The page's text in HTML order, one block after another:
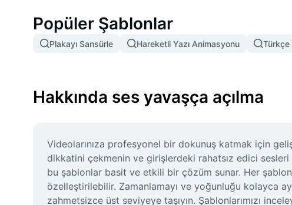
Popüler Şablonlar
Plakayı Sansürle Hareketli Yazı Animasyonu Türkçe
Hakkında ses yavaşça açılma
Videolarınıza profesyonel bir dokunuş katmak için
dikkatini çekmenin ve girişlerdeki rahatsız edici
bu şablonlar basit ve etkili bir çözüm sunar. Her
özelleştirilebilir. Zamanlamayı ve yoğunluğu kolayca
zahmetsizce üst seviyeye taşıyın. Şablonlarımızı